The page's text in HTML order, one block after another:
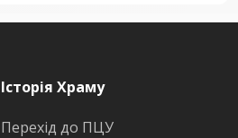
Історія Храму
Перехід до ПЦУ